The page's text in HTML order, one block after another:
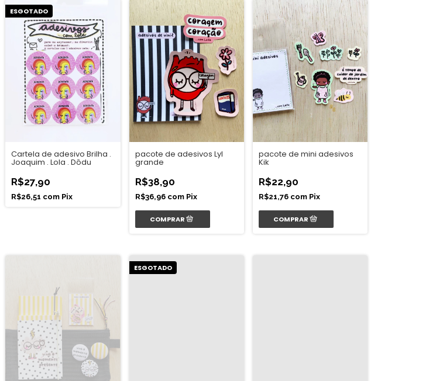
ESGOTADO
Cartela de adesivo Brilha .
Joaquim . Lola . Dôdu
R$27,90
R$26,51 com Pix
pacote de adesivos Lyl
grande
R$38,90
R$36,96 com Pix
pacote de mini adesivos
Kik
R$22,90
R$21,76 com Pix
ESGOTADO